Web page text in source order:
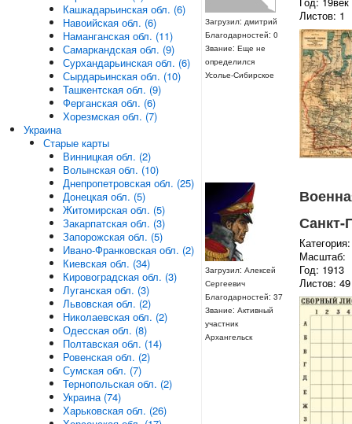
Загрузил: дмитрий
Благодарностей: 0
Звание: Еще не
определился
Усолье-Сибирское
Листов: 1
Загрузил: Алексей
Сергеевич
Благодарностей: 37
Звание: Активный
участник
Архангельск
Санкт-
Масштаб:
Год: 1913
Листов: 49
Кашкадарьинская обл. (6)
Навоийская обл. (6)
Наманганская обл. (11)
Самаркандская обл. (9)
Сурхандарьинская обл. (6)
Сырдарьинская обл. (10)
Ташкентская обл. (9)
Ферганская обл. (6)
Хорезмская обл. (7)
Украина
Старые карты
Винницкая обл. (2)
Волынская обл. (10)
Днепропетровская обл. (25)
Донецкая обл. (5)
Житомирская обл. (5)
Закарпатская обл. (3)
Запорожская обл. (5)
Ивано-Франковская обл. (2)
Киевская обл. (34)
Кировоградская обл. (3)
Луганская обл. (3)
Львовская обл. (2)
Николаевская обл. (2)
Одесская обл. (8)
Полтавская обл. (14)
Ровенская обл. (2)
Сумская обл. (7)
Тернопольская обл. (2)
Украина (74)
Харьковская обл. (26)